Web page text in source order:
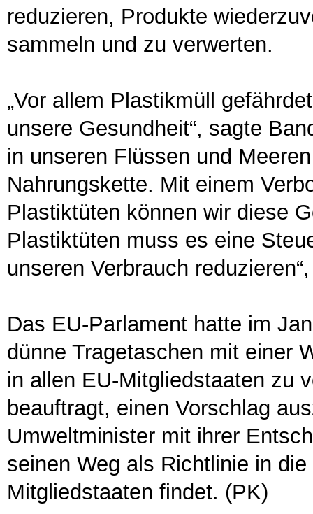
reduzieren, Produkte
sammeln und zu verwerten.
„Vor allem Plastikmüll
unsere Gesundheit“, sagte
in unseren Flüssen und
Nahrungskette. Mit einem
Plastiktüten können wir diese
Plastiktüten muss es eine
unseren Verbrauch
Das EU-Parlament hatte im
dünne Tragetaschen mit einer
in allen EU-Mitgliedstaaten zu
beauftragt, einen Vorschlag
Umweltminister mit ihrer
seinen Weg als Richtlinie in
Mitgliedstaaten findet. (PK)